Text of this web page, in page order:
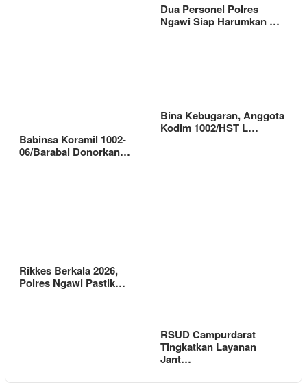
Dua Personel Polres
Ngawi Siap Harumkan …
Babinsa Koramil 1002-
06/Barabai Donorkan…
Bina Kebugaran, Anggota
Kodim 1002/HST L…
Rikkes Berkala 2026,
Polres Ngawi Pastik…
RSUD Campurdarat
Tingkatkan Layanan
Jant…